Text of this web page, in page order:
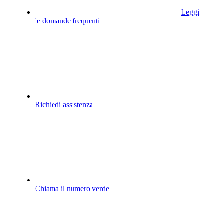
Leggi
le domande frequenti
Richiedi assistenza
Chiama il numero verde